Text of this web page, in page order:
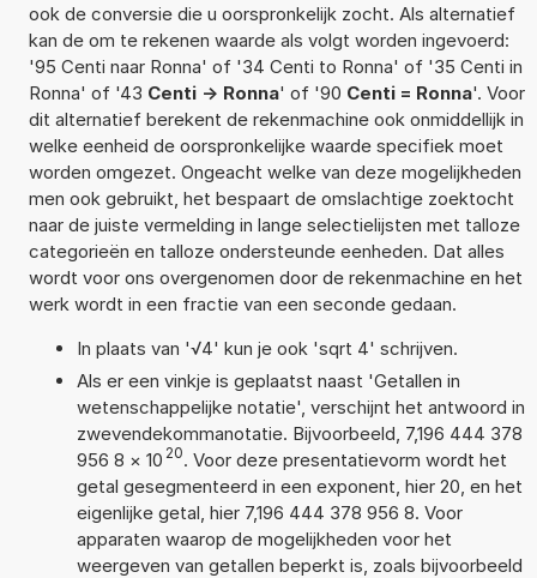
ook de conversie die u oorspronkelijk zocht. Als alternatief
kan de om te rekenen waarde als volgt worden ingevoerd:
'95 Centi naar Ronna' of '34 Centi to Ronna' of '35 Centi in
Ronna' of '43 Centi -> Ronna' of '90 Centi = Ronna'. Voor
dit alternatief berekent de rekenmachine ook onmiddellijk in
welke eenheid de oorspronkelijke waarde specifiek moet
worden omgezet. Ongeacht welke van deze mogelijkheden
men ook gebruikt, het bespaart de omslachtige zoektocht
naar de juiste vermelding in lange selectielijsten met talloze
categorieën en talloze ondersteunde eenheden. Dat alles
wordt voor ons overgenomen door de rekenmachine en het
werk wordt in een fractie van een seconde gedaan.
In plaats van '√4' kun je ook 'sqrt 4' schrijven.
Als er een vinkje is geplaatst naast 'Getallen in
wetenschappelijke notatie', verschijnt het antwoord in
zwevendekommanotatie. Bijvoorbeeld, 7,196 444 378
956 8 × 10 20. Voor deze presentatievorm wordt het
getal gesegmenteerd in een exponent, hier 20, en het
eigenlijke getal, hier 7,196 444 378 956 8. Voor
apparaten waarop de mogelijkheden voor het
weergeven van getallen beperkt is, zoals bijvoorbeeld